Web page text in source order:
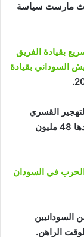
مارست سياسة
بقيادة الفريق
السوداني بقيادة
القسري
وإحراق القرى من الممارسات اليومية التي يتكبدها 48 مليون
الحرب في السودان
من 5% من السودانيين
الراهن.